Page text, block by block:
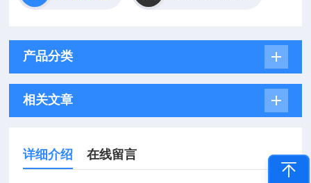
产品分类
相关文章
详细介绍 在线留言